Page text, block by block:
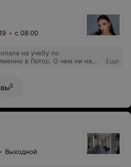
с 08:00
на учебу по
в Лотос. О чем ни на
интересная и ясная, что
Очень много практики.
обеспечивала нас
отдельное спасибо. Я
И коллективом этих курсов и
Вы лучшие! Всё на
эту прекрасную
Еще
5
Выходной